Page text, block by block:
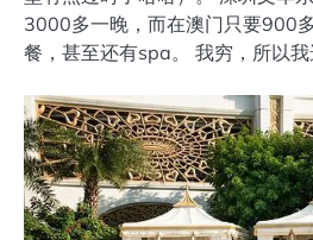
3000多一晚，而在澳门只要900
餐，甚至还有spa。 我穷，所以我